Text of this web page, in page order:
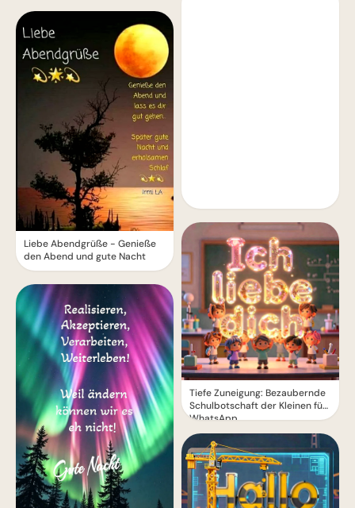
Liebe Abendgrüße - Genieße
den Abend und gute Nacht
Tiefe Zuneigung: Bezaubernde
Schulbotschaft der Kleinen für
WhatsApp